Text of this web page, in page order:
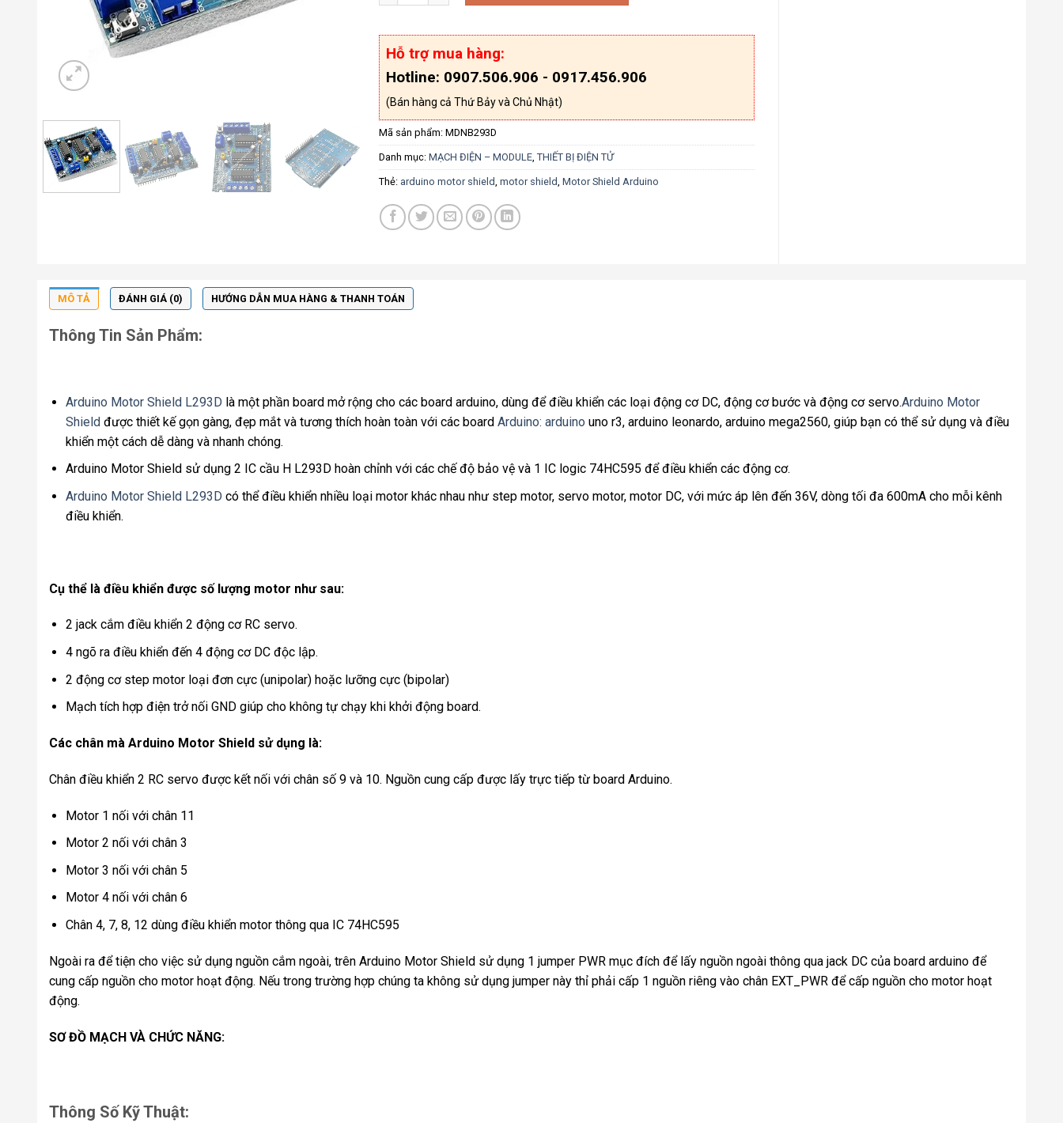
Hỗ trợ mua hàng:
Hotline: 0907.506.906 - 0917.456.906
(Bán hàng cả Thứ Bảy và Chủ Nhật)
Mã sản phẩm: MDNB293D
Danh mục: MẠCH ĐIỆN – MODULE, THIẾT BỊ ĐIỆN TỬ
Thẻ: arduino motor shield, motor shield, Motor Shield Arduino
MÔ TẢ ĐÁNH GIÁ (0) HƯỚNG DẪN MUA HÀNG & THANH TOÁN
Thông Tin Sản Phẩm:
Arduino Motor Shield L293D là một phần board mở rộng cho các board arduino, dùng để điều khiển các loại động cơ DC, động cơ bước và động cơ servo.Arduino Motor
Shieldđược thiết kế gọn gàng, đẹp mắt và tương thích hoàn toàn với các board Arduino: arduino uno r3, arduino leonardo, arduino mega2560, giúp bạn có thể sử dụng và điều
khiển một cách dễ dàng và nhanh chóng.
Arduino Motor Shield sử dụng 2 IC cầu H L293D hoàn chỉnh với các chế độ bảo vệ và 1 IC logic 74HC595 để điều khiển các động cơ.
Arduino Motor Shield L293D có thể điều khiển nhiều loại motor khác nhau như step motor, servo motor, motor DC, với mức áp lên đến 36V, dòng tối đa 600mA cho mỗi kênh
điều khiển.
Cụ thể là điều khiển được số lượng motor như sau:
2 jack cắm điều khiển 2 động cơ RC servo.
4 ngõ ra điều khiển đến 4 động cơ DC độc lập.
2 động cơ step motor loại đơn cực (unipolar) hoặc lưỡng cực (bipolar)
Mạch tích hợp điện trở nối GND giúp cho không tự chạy khi khởi động board.
Các chân mà Arduino Motor Shield sử dụng là:
Chân điều khiển 2 RC servo được kết nối với chân số 9 và 10. Nguồn cung cấp được lấy trực tiếp từ board Arduino.
Motor 1 nối với chân 11
Motor 2 nối với chân 3
Motor 3 nối với chân 5
Motor 4 nối với chân 6
Chân 4, 7, 8, 12 dùng điều khiển motor thông qua IC 74HC595
Ngoài ra để tiện cho việc sử dụng nguồn cắm ngoài, trên Arduino Motor Shield sử dụng 1 jumper PWR mục đích để lấy nguồn ngoài thông qua jack DC của board arduino để
cung cấp nguồn cho motor hoạt động. Nếu trong trường hợp chúng ta không sử dụng jumper này thỉ phải cấp 1 nguồn riêng vào chân EXT_PWR để cấp nguồn cho motor hoạt
động.
SƠ ĐỒ MẠCH VÀ CHỨC NĂNG:
Thông Số Kỹ Thuật: